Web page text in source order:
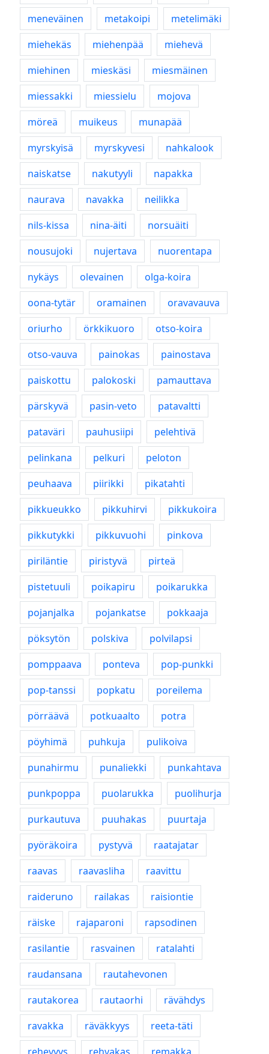
meneväinen
metakoipi
metelimäki
miehekäs
miehenpää
miehevä
miehinen
mieskäsi
miesmäinen
miessakki
miessielu
mojova
möreä
muikeus
munapää
myrskyisä
myrskyvesi
nahkalook
naiskatse
nakutyyli
napakka
naurava
navakka
neilikka
nils-kissa
nina-äiti
norsuäiti
nousujoki
nujertava
nuorentapa
nykäys
olevainen
olga-koira
oona-tytär
oramainen
oravavauva
oriurho
örkkikuoro
otso-koira
otso-vauva
painokas
painostava
paiskottu
palokoski
pamauttava
pärskyvä
pasin-veto
patavaltti
pataväri
pauhusiipi
pelehtivä
pelinkana
pelkuri
peloton
peuhaava
piirikki
pikatahti
pikkueukko
pikkuhirvi
pikkukoira
pikkutykki
pikkuvuohi
pinkova
piriläntie
piristyvä
pirteä
pistetuuli
poikapiru
poikarukka
pojanjalka
pojankatse
pokkaaja
pöksytön
polskiva
polvilapsi
pomppaava
ponteva
pop-punkki
pop-tanssi
popkatu
poreilema
pörräävä
potkuaalto
potra
pöyhimä
puhkuja
pulikoiva
punahirmu
punaliekki
punkahtava
punkpoppa
puolarukka
puolihurja
purkautuva
puuhakas
puurtaja
pyöräkoira
pystyvä
raatajatar
raavas
raavasliha
raavittu
raideruno
railakas
raisiontie
räiske
rajaparoni
rapsodinen
rasilantie
rasvainen
ratalahti
raudansana
rautahevonen
rautakorea
rautaorhi
rävähdys
ravakka
räväkkyys
reeta-täti